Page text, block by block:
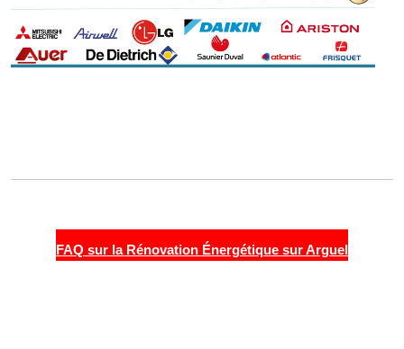
FAQ sur la Rénovation Énergétique sur Arguel